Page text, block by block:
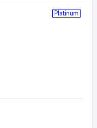
Platinum